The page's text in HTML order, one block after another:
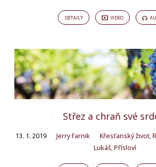
DETAILY VIDEO
Střez a chraň své
13. 1. 2019 Jerry Farnik Křesťanský život,
Lukáš,Přísloví